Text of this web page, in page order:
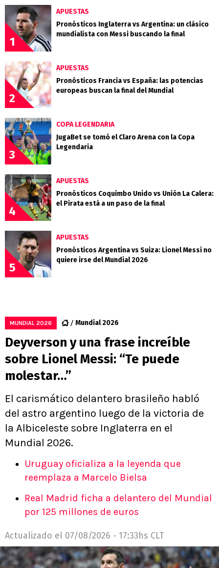
1
APUESTAS
Pronósticos Inglaterra vs Argentina: un clásico
mundialista con Messi buscando la final
2
APUESTAS
Pronósticos Francia vs España: las potencias
europeas buscan la final del Mundial
3
COPA LEGENDARIA
JugaBet se tomó el Claro Arena con la Copa
Legendaria
4
APUESTAS
Pronósticos Coquimbo Unido vs Unión La Calera:
el Pirata está a un paso de la final
5
APUESTAS
Pronósticos Argentina vs Suiza: Lionel Messi no
quiere irse del Mundial 2026
MUNDIAL 2026 Mundial 2026
Deyverson y una frase increíble
sobre Lionel Messi: “Te puede
molestar…”
El carismático delantero brasileño habló
del astro argentino luego de la victoria de
la Albiceleste sobre Inglaterra en el
Mundial 2026.
Uruguay oficializa a la leyenda que
reemplaza a Marcelo Bielsa
Real Madrid ficha a delantero del Mundial
por 125 millones de euros
Actualizado el 07/08/2026 - 17:33hs CLT